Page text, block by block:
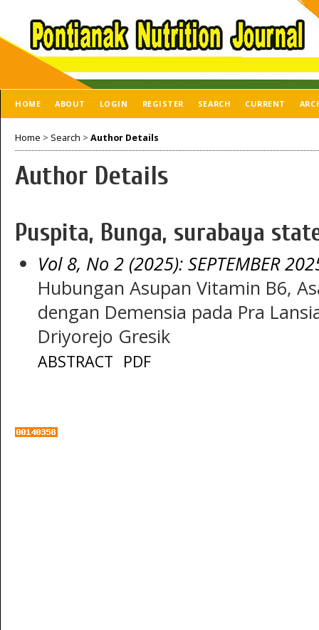
HOME ABOUT LOGIN REGISTER SEARCH CURRENT
Home > Search > Author Details
Author Details
Puspita, Bunga, surabaya
Vol 8, No 2 (2025): SEPTEMBER
Hubungan Asupan Vitamin B6,
dengan Demensia pada Pra
Driyorejo Gresik
ABSTRACT PDF